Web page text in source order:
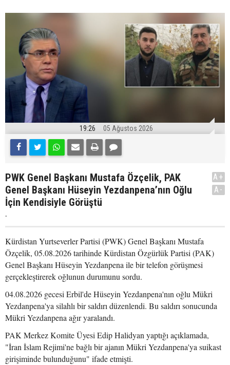
19:26 05 Ağustos 2026
PWK Genel Başkanı Mustafa Özçelik, PAK
Genel Başkanı Hüseyin Yezdanpena’nın Oğlu
İçin Kendisiyle Görüştü
.
A+
A-
Kürdistan Yurtseverler Partisi (PWK) Genel Başkanı Mustafa
Özçelik, 05.08.2026 tarihinde Kürdistan Özgürlük Partisi (PAK)
Genel Başkanı Hüseyin Yezdanpena ile bir telefon görüşmesi
gerçekleştirerek oğlunun durumunu sordu.
04.08.2026 gecesi Erbil'de Hüseyin Yezdanpena'nın oğlu Mükri
Yezdanpena'ya silahlı bir saldırı düzenlendi. Bu saldırı sonucunda
Mükri Yezdanpena ağır yaralandı.
PAK Merkez Komite Üyesi Edip Halidyan yaptığı açıklamada,
"İran İslam Rejimi'ne bağlı bir ajanın Mükri Yezdanpena'ya suikast
girişiminde bulunduğunu" ifade etmişti.